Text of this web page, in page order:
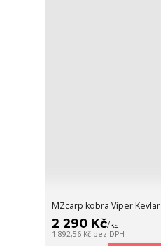
MZcarp kobra Viper Kevlar
2 290 Kč/ks
1 892,56 Kč bez DPH